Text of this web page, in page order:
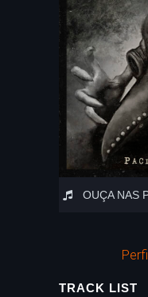
OUÇA NAS
TRACK LIST